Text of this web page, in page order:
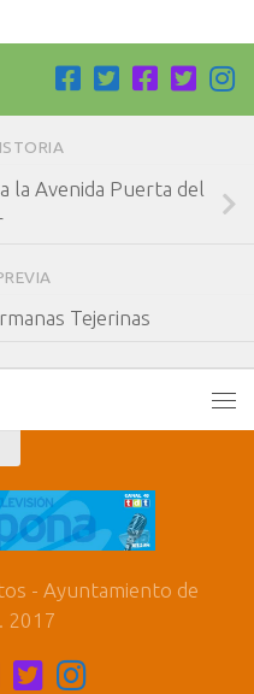
la Avenida Puerta del
Tejerinas
- Ayuntamiento de
2017